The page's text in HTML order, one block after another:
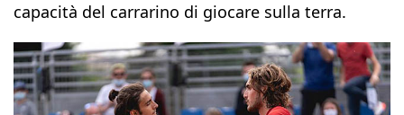
capacità del carrarino di giocare sulla terra.